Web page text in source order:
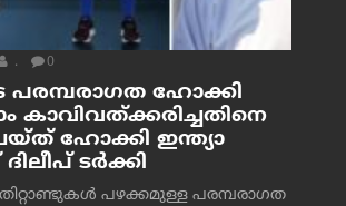
. 0
പരമ്പരാഗത ഹോക്കി
ഹോക്കി ഇന്ത്യാ
ടര്‍ക്കി
പഴക്കമുള്ള പരമ്പരാഗത